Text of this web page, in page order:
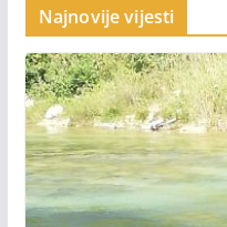
Najnovije vijesti